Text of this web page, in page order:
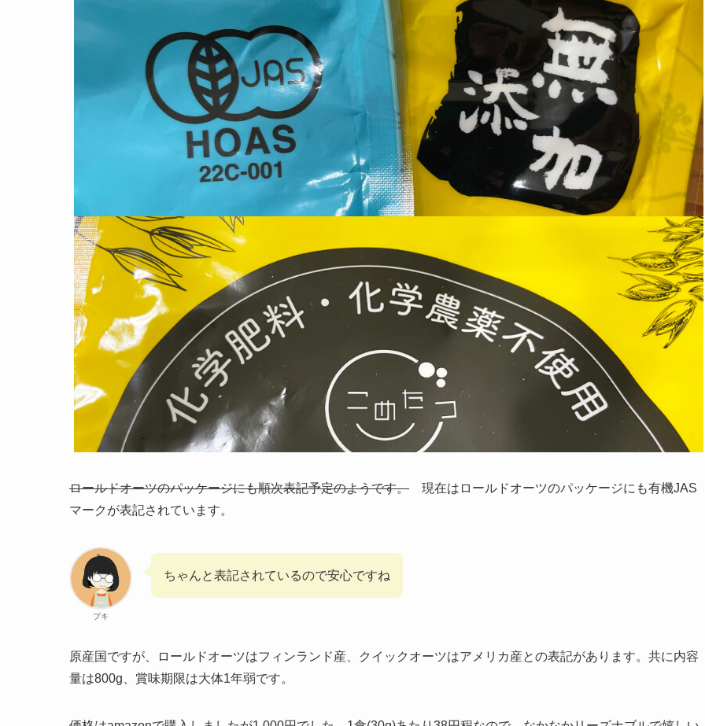
ロールドオーツのパッケージにも順次表記予定のようです。 現在はロールドオーツのパッケージにも有機JAS
マークが表記されています。
プキ
ちゃんと表記されているので安心ですね
原産国ですが、ロールドオーツはフィンランド産、クイックオーツはアメリカ産との表記があります。共に内容
量は800g、賞味期限は大体1年弱です。